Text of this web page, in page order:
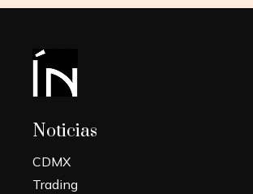
Noticias
CDMX
Trading